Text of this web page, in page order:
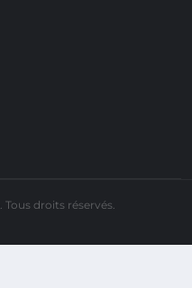
. Tous droits réservés.